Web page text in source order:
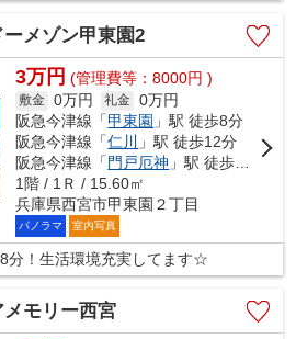
ーメゾン甲東園2
3万円 (管理費等：8000円 )
敷金 0万円 礼金 0万円
阪急今津線「甲東園 」駅 徒歩8分
阪急今津線「仁川
」駅 徒歩12分
阪急今津線「 門戸厄神 」駅 徒歩20分
1階 / 1Ｒ / 15.60㎡
兵庫県西宮市甲東園２丁目
パノラマ 室内写真
分！生活環境充実してます☆
メモリー西宮